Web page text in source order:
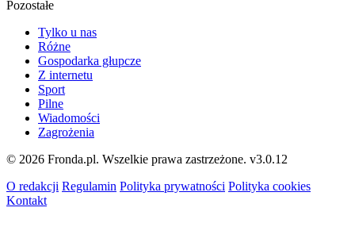
Pozostałe
Tylko u nas
Różne
Gospodarka głupcze
Z internetu
Sport
Pilne
Wiadomości
Zagrożenia
© 2026 Fronda.pl. Wszelkie prawa zastrzeżone. v3.0.12
O redakcji Regulamin Polityka prywatności Polityka cookies
Kontakt